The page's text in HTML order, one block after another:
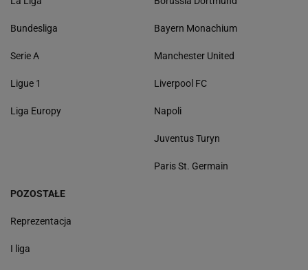
Bundesliga
Serie A
Ligue 1
Liga Europy
Bayern Monachium
Manchester United
Liverpool FC
Napoli
Juventus Turyn
Paris St. Germain
POZOSTAŁE
Reprezentacja
I liga